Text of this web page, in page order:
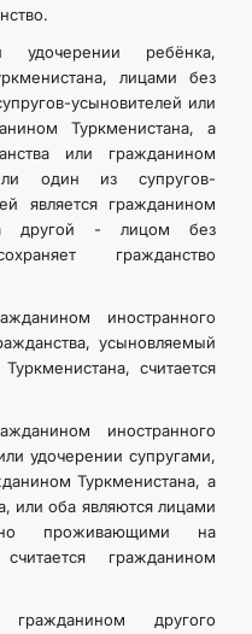
ребёнка,
лицами без
усыновителей или
Туркменистана, а
или гражданином
или один из супругов-
является гражданином
а другой - лицом без
гражданство
иностранного
усыновляемый
считается
иностранного
удочерении супругами,
Туркменистана, а
или оба являются лицами
проживающими на
гражданином
другого